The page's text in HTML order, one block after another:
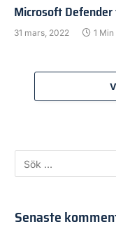
Microsoft
31 mars, 2022 1 Min
Senaste